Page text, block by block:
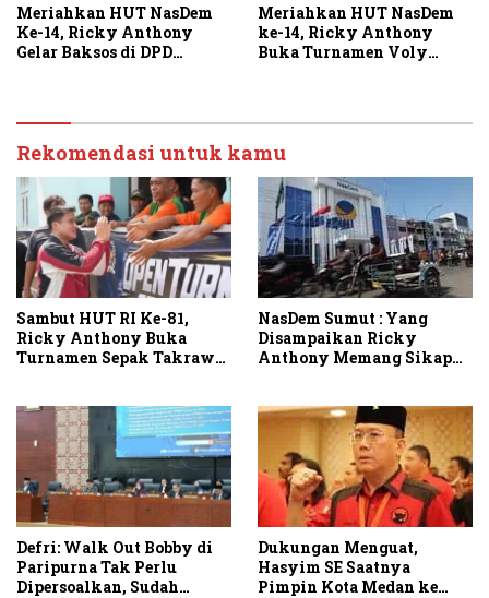
Meriahkan HUT NasDem
Ke-14, Ricky Anthony
Gelar Baksos di DPD
Meriahkan HUT NasDem
ke-14, Ricky Anthony
Buka Turnamen Voly
Rekomendasi untuk kamu
Sambut HUT RI Ke-81,
Ricky Anthony Buka
Turnamen Sepak Takraw
NasDem Sumut : Yang
Disampaikan Ricky
Anthony Memang Sikap
Defri: Walk Out Bobby di
Paripurna Tak Perlu
Dipersoalkan, Sudah
Dukungan Menguat,
Hasyim SE Saatnya
Pimpin Kota Medan ke